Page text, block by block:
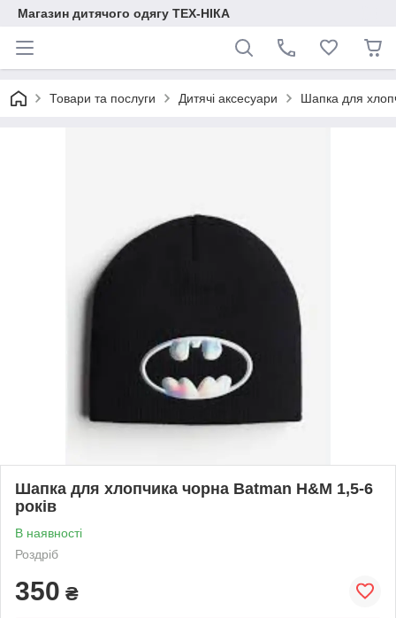
Магазин дитячого одягу ТЕХ-НІКА
Товари та послуги Дитячі аксесуари Шапка для
Шапка для хлопчика чорна Batman H&M 1,5-6
років
В наявності
Роздріб
350 ₴